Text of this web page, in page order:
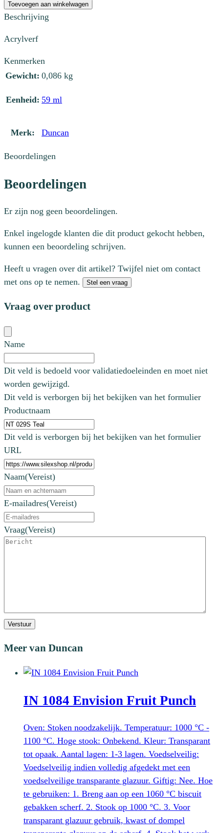
029S
Teal
Toevoegen aan winkelwagen
Beschrijving
Acrylverf
Kenmerken
Gewicht: 0,086 kg
Eenheid: 59 ml
Merk: Duncan
Beoordelingen
Beoordelingen
Er zijn nog geen beoordelingen.
Enkel ingelogde klanten die dit product gekocht hebben,
kunnen een beoordeling schrijven.
Heeft u vragen over dit artikel? Twijfel niet om contact
met ons op te nemen.
Stel een vraag
Vraag over product
Name
Dit veld is bedoeld voor validatiedoeleinden en moet niet
worden gewijzigd.
Dit veld is verborgen bij het bekijken van het formulier
Productnaam
Dit veld is verborgen bij het bekijken van het formulier
URL
Naam(Vereist)
E-mailadres(Vereist)
Vraag(Vereist)
Verstuur
Meer van Duncan
IN 1084 Envision Fruit Punch
Oven: Stoken noodzakelijk. Temperatuur: 1000 °C -
1100 °C. Hoge stook: Onbekend. Kleur: Transparant
tot opaak. Aantal lagen: 1-3 lagen. Voedselveilig:
Voedselveilig indien volledig afgedekt met een
voedselveilige transparante glazuur. Giftig: Nee. Hoe
te gebruiken: 1. Breng aan op een 1060 °C biscuit
gebakken scherf. 2. Stook op 1000 °C. 3. Voor
transparant glazuur gebruik, kwast of dompel